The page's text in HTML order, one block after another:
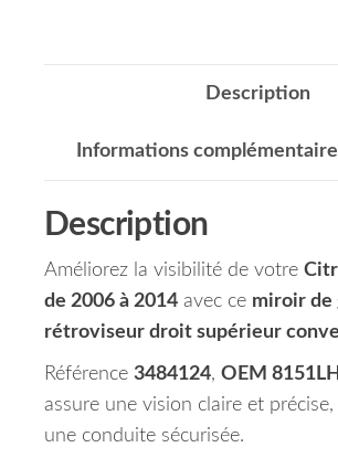
Description
Informations
Description
Améliorez la visibilité de votre
de 2006 à 2014 avec ce miroir de
rétroviseur droit supérieur
Référence 3484124, OEM 8151LH
assure une vision claire et
une conduite sécurisée.